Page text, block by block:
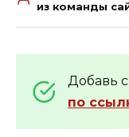
из команды
Добавь
по